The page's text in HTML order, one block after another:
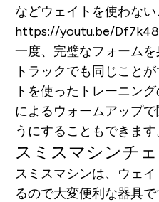
などウェイトを使わない
https://youtu.be/
一度、完璧なフォーム
トラックでも同じこと
トを使ったトレーニン
によるウォームアップ
うにすることもできます
スミスマシンチ
スミスマシンは、ウェ
るので大変便利な器具